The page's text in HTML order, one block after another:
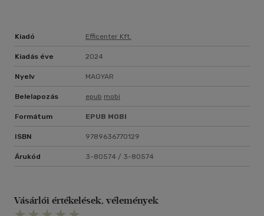
Kiadó Efficenter Kft.
Kiadás éve 2024
Nyelv MAGYAR
Belelapozás epub mobi
Formátum EPUB MOBI
ISBN 9789636770129
Árukód 3-80574 / 3-80574
Vásárlói értékelések, vélemények